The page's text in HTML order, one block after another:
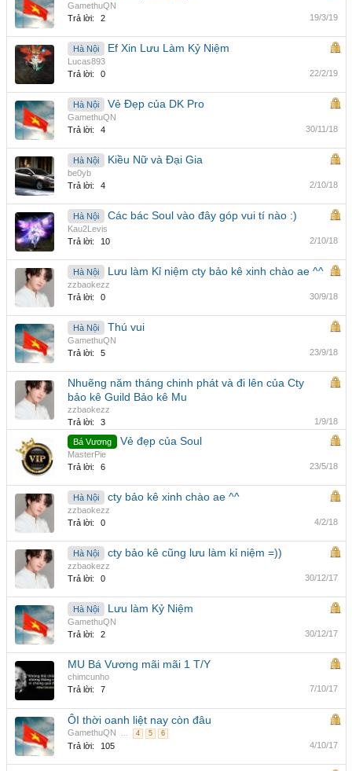
GamethuQN
Trả lời:
2 19/3/19
Hà Nội Ef Xin Lưu Làm Kỷ Niệm
Lucas893
Trả lời:
0 22/2/19
Hà Nội Vẻ Đẹp của DK Pro
GamethuQN
Trả lời:
4 30/11/18
Hà Nội Kiều Nữ và Đại Gia
be0yb
Trả lời:
4 2/10/18
Hà Nội Các bác Soul vào đây góp vui tí nào :)
Kau2Levis
Trả lời:
10 2/10/18
Hà Nội Lưu làm Kỉ niệm cty bảo kê xinh chào ae ^^
zzbaokezz
Trả lời:
0 30/9/18
Hà Nội Thú vui
GamethuQN
Trả lời:
5 23/9/18
Nhuẽng năm tháng chinh phát và đi lên của Cty
bảo kê Guild Bảo kê Mu
zzbaokezz
Trả lời:
3 1/9/18
Bá Vương Vẻ đẹp của Soul
MasterPie
Trả lời:
6 23/5/18
Hà Nội cty bảo kê xinh chào ae ^^
zzbaokezz
Trả lời:
0 4/2/18
Hà Nội cty bảo kê cũng lưu làm kỉ niệm =))
zzbaokezz
Trả lời:
0 30/12/17
Hà Nội Lưu làm Kỷ Niệm
GamethuQN
Trả lời:
2 30/12/17
MU Bá Vương mãi mãi 1 T/Y
chimcunho
Trả lời:
7 7/10/17
ÔI thời oanh liệt nay còn đâu
GamethuQN ... 4 5 6
Trả lời: 105 4/10/17